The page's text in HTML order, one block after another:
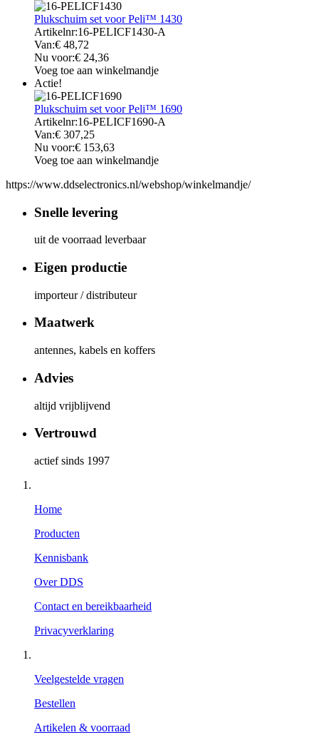
Plukschuim set voor Peli™ 1430
Artikelnr:16-PELICF1430-A
Van:€ 48,72
Nu voor:€ 24,36
Voeg toe aan winkelmandje
Actie!
Plukschuim set voor Peli™ 1690
Artikelnr:16-PELICF1690-A
Van:€ 307,25
Nu voor:€ 153,63
Voeg toe aan winkelmandje
https://www.ddselectronics.nl/webshop/winkelmandje/
Snelle levering
uit de voorraad leverbaar
Eigen productie
importeur / distributeur
Maatwerk
antennes, kabels en koffers
Advies
altijd vrijblijvend
Vertrouwd
actief sinds 1997
Home
Producten
Kennisbank
Over DDS
Contact en bereikbaarheid
Privacyverklaring
Veelgestelde vragen
Bestellen
Artikelen & voorraad